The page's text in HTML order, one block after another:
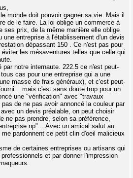
monde doit pouvoir gagner sa vie. Mais il
de le faire. La loi oblige un commerce à
ses prix, de la même manière elle oblige
une entreprise à l'établissement d'un devis
dépassant 150 . Ce n'est pas pour
les mésaventures telles que celle qui
notre internaute. 222.5 ce n'est peut-
cas pour une entreprise qui a une
masse de frais généraux), et c'est peut-
mais c'est sans doute trop pour un
une "vérification" avec "travaux
de ne pas avoir annoncé la couleur par
un devis préalable, on peut choisir
ne pas prendre, selon sa préférence,
np"... Avec un amical salut au
pardonnent ce petit clin d'oeil malicieux
de certaines entreprises ou artisans qui
et par donner l'impression